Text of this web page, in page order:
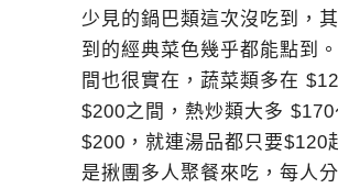
少見的鍋巴類這次沒吃到，
到的經典菜色幾乎都能點到
間也很實在，蔬菜類多在
$200之間，熱炒類大多 $170
$200，就連湯品都只要$120
是揪團多人聚餐來吃，每人